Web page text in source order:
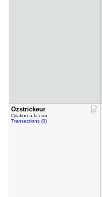
Ozstrickeu​r
Citation a la con...
Transactions (0)